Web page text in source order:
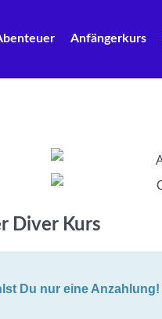
Anfängerkurs
Diver Kurs
Du nur eine Anzahlung!